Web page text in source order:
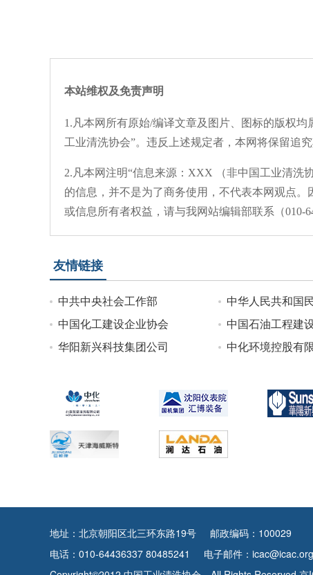
本站维权及免责声明
1.凡本网所有原始/编译文章及图片、图标的版权
工业清洗协会”。违反上述规定者，本网将保留追究
2.凡本网注明“信息来源：XXX （非中国工业清洗
的信息，并不是为了商务使用，不代表本网观点
或信息所有者权益，请与我网站编辑部联系（010-
友情链接
中共中央社会工作部 中华人民共和国
中国化工建设企业协会
中国石油工程建
华阳新兴科技集团公司
中化环境控股有
地址：北京朝阳区北三环东路19号
邮政编码：100029
电话：010-64436337 80485241
电子邮件：